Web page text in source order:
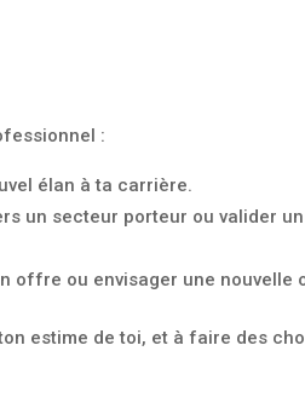
:
élan à ta carrière.
un secteur porteur ou valider
offre ou envisager une nouvelle
estime de toi, et à faire des